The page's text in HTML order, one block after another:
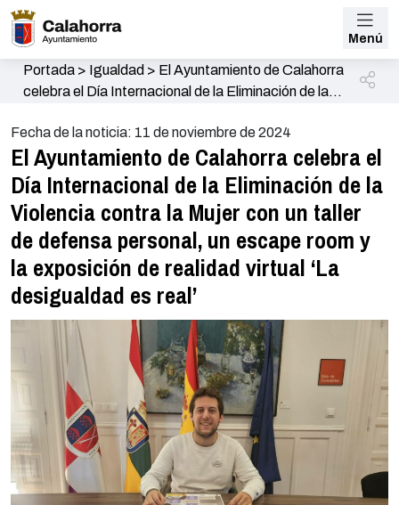
Menú
Portada> Igualdad > El Ayuntamiento de Calahorra
celebra el Día Internacional de la Eliminación de la
personal, un escape room y la exposición de
realidad virtual ‘La desigualdad es real’
Fecha de la noticia: 11 de noviembre de 2024
El Ayuntamiento de Calahorra celebra el
Día Internacional de la Eliminación de la
Violencia contra la Mujer con un taller
de defensa personal, un escape room y
la exposición de realidad virtual ‘La
desigualdad es real’